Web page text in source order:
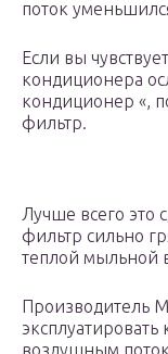
поток
Если вы
кондиционера
кондиционер «,
фильтр.
Лучше всего это
фильтр сильно
теплой мыльной
Производитель
воздушным